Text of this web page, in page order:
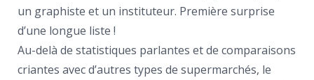
un graphiste et un instituteur. Première surprise
d’une longue liste !
Au-delà de statistiques parlantes et de comparaisons
criantes avec d’autres types de supermarchés, le